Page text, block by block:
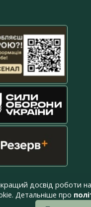
досвід роботи
Детальніше про